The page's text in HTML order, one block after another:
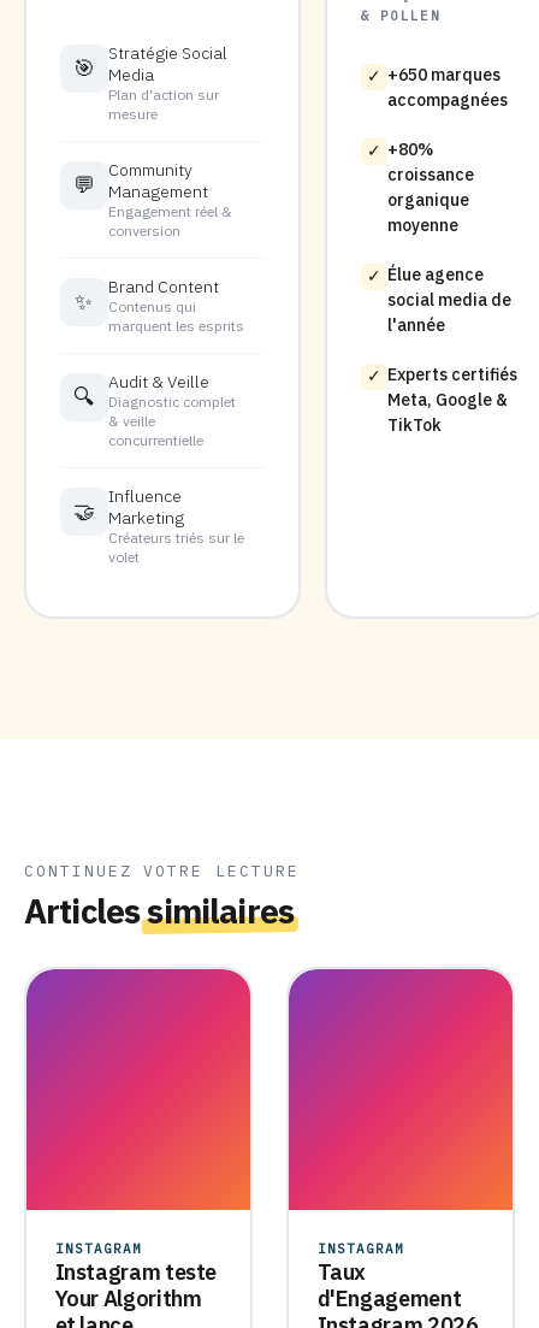
🎯
Stratégie Social
Media
Plan d'action sur
mesure
💬
Community
Management
Engagement réel &
conversion
✨
Brand Content
Contenus qui
marquent les esprits
🔍
Audit & Veille
Diagnostic complet
& veille
concurrentielle
🤝
Influence
Marketing
Créateurs triés sur le
volet
& POLLEN
✓ +650 marques
accompagnées
✓ +80%
croissance
organique
moyenne
✓ Élue agence
social media de
l'année
✓ Experts certifiés
Meta, Google &
TikTok
CONTINUEZ VOTRE LECTURE
Articlessimilaires
INSTAGRAM
Instagram teste
Your Algorithm
INSTAGRAM
Taux
d'Engagement